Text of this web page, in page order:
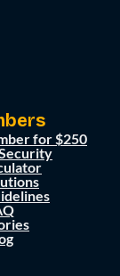
for $250